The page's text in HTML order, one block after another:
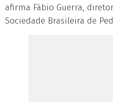
afirma Fábio Guerra,
Sociedade Brasileira de